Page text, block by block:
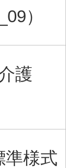
）
護
準様式